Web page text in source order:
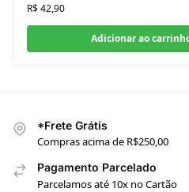
R$42,90
Adicionar ao
*Frete Grátis
Compras acima de R$250,00
Pagamento Parcelado
Parcelamos até 10x no Cartão